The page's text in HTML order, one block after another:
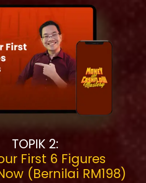
TOPIK 2:
First 6 Figures
(Bernilai RM198)